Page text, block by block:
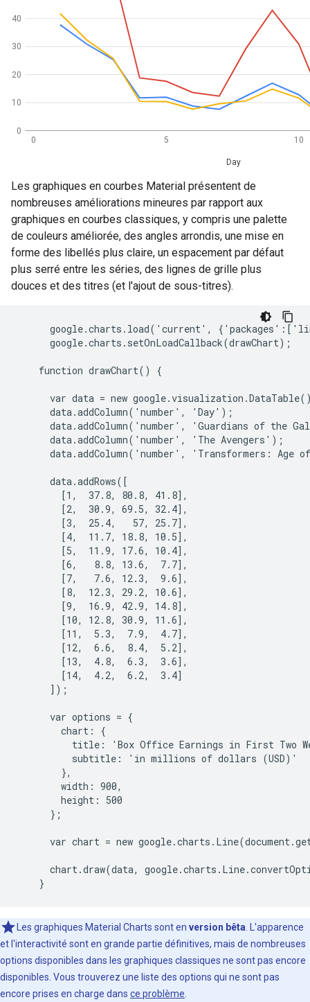
Les graphiques en courbes Material présentent de
nombreuses améliorations mineures par rapport aux
graphiques en courbes classiques, y compris une palette
de couleurs améliorée, des angles arrondis, une mise en
forme des libellés plus claire, un espacement par défaut
plus serré entre les séries, des lignes de grille plus
douces et des titres (et l'ajout de sous-titres).
google.charts.load('current',
google.charts.setOnLoadCallback(drawChart);
function drawChart() {
var data = new
data.addColumn('number', 'Day');
data.addColumn('number', 'Guardians of the
data.addColumn('number', 'The Avengers');
data.addColumn('number', 'Transformers: Age
data.addRows([
[1,  37.8, 80.8, 41.8],
[2,  30.9, 69.5, 32.4],
[3,  25.4,   57, 25.7],
[4,  11.7, 18.8, 10.5],
[5,  11.9, 17.6, 10.4],
[6,   8.8, 13.6,  7.7],
[7,   7.6, 12.3,  9.6],
[8,  12.3, 29.2, 10.6],
[9,  16.9, 42.9, 14.8],
[10, 12.8, 30.9, 11.6],
[11,  5.3,  7.9,  4.7],
[12,  6.6,  8.4,  5.2],
[13,  4.8,  6.3,  3.6],
[14,  4.2,  6.2,  3.4]
]);
var options = {
chart: {
title: 'Box Office Earnings in First Two
subtitle: 'in millions of dollars (USD)'
},
width: 900,
height: 500
};
var chart = new
chart.draw(data,
}
Les graphiques Material Charts sont en version bêta . L'apparence
et l'interactivité sont en grande partie définitives, mais de nombreuses
options disponibles dans les graphiques classiques ne sont pas encore
disponibles. Vous trouverez une liste des options qui ne sont pas
encore prises en charge dans ce problème